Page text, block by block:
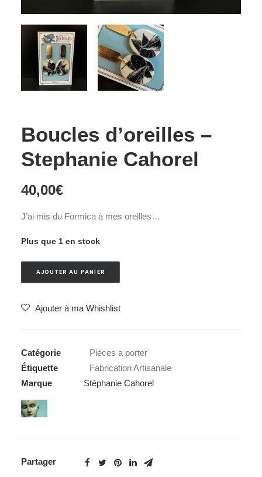
Boucles d’oreilles –
Stephanie Cahorel
40,00€
J’ai mis du Formica à mes oreilles…
Plus que 1 en stock
AJOUTER AU PANIER
Ajouter à ma Whishlist
Catégorie
Pièces a porter
Étiquette
Fabrication Artisanale
Marque
Stéphanie Cahorel
Partager